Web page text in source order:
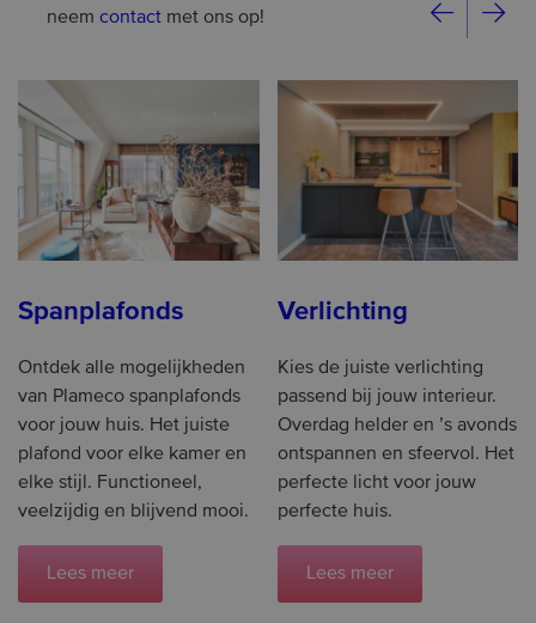
neem contact met ons op!
Spanplafonds
Ontdek alle mogelijkheden
van Plameco spanplafonds
voor jouw huis. Het juiste
plafond voor elke kamer en
elke stijl. Functioneel,
veelzijdig en blijvend mooi.
Lees meer
Verlichting
Kies de juiste verlichting
passend bij jouw interieur.
Overdag helder en ’s avonds
ontspannen en sfeervol. Het
perfecte licht voor jouw
perfecte huis.
Lees meer